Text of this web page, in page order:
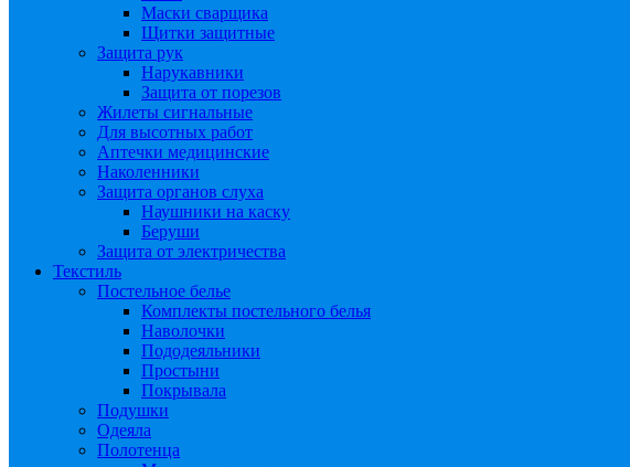
Маски сварщика
Щитки защитные
Защита рук
Нарукавники
Защита от порезов
Жилеты сигнальные
Для высотных работ
Аптечки медицинские
Наколенники
Защита органов слуха
Наушники на каску
Беруши
Защита от электричества
Текстиль
Постельное белье
Комплекты постельного белья
Наволочки
Пододеяльники
Простыни
Покрывала
Подушки
Одеяла
Полотенца